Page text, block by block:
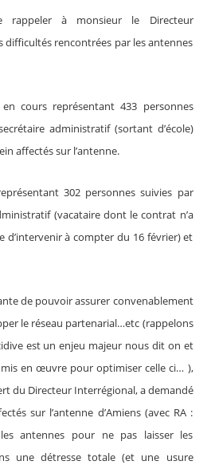
rappeler à monsieur le Directeur
difficultés rencontrées par les antennes
cours représentant 433 personnes
administratif (sortant d’école)
affectés sur l’antenne.
302 personnes suivies par
(vacataire dont le contrat n’a
d’intervenir à compter du 16 février) et
de pouvoir assurer convenablement
le réseau partenarial…etc (rappelons
est un enjeu majeur nous dit on et
en œuvre pour optimiser celle ci… ),
du Directeur Interrégional, a demandé
sur l’antenne d’Amiens (avec RA :
antennes pour ne pas laisser les
une détresse totale (et une usure